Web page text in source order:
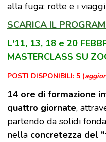
alla fuga; rotte e i
SCARICA IL
L'11, 13, 18 e 20
MASTERCLASS SU
POSTI DISPONIBILI: 5 (
14 ore di formazione
quattro giornate,
partendo da solidi
nella concretezza del